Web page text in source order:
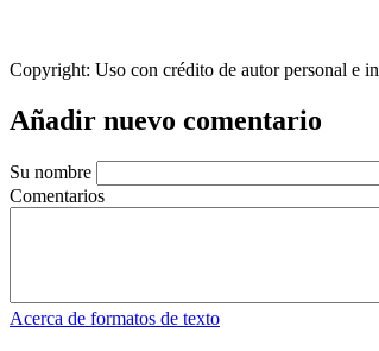
Copyright: Uso con crédito de autor personal e
Añadir nuevo comentario
Su nombre
Comentarios
Acerca de formatos de texto